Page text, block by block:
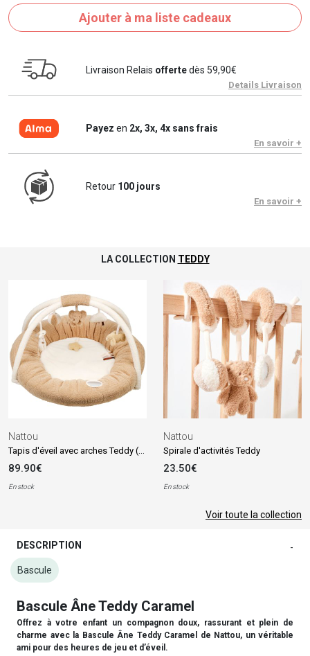
Ajouter à ma liste cadeaux
Livraison Relais offertedès 59,90€
Details Livraison
Payez en 2x, 3x, 4x sans frais
En savoir +
Retour 100 jours
En savoir +
LA COLLECTION TEDDY
Nattou
89.90€
En stock
Nattou
Spirale d'activités Teddy
23.50€
En stock
Voir toute la collection
DESCRIPTION -
Bascule
Bascule Âne Teddy Caramel
Offrez à votre enfant un compagnon doux, rassurant et plein de
charme avec la Bascule Âne Teddy Caramel de Nattou, un véritable
ami pour des heures de jeu et d’éveil.